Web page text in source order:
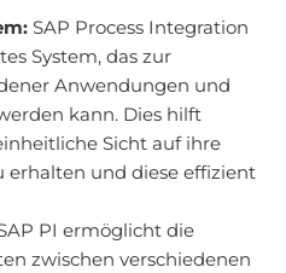
SAP Process Integration
System, das zur
Anwendungen und
kann. Dies hilft
Sicht auf ihre
erhalten und diese effizient
PI ermöglicht die
zwischen verschiedenen